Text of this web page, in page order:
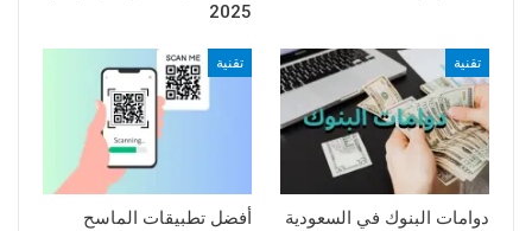
2025
تقنية
دوامات البنوك في السعودية
تقنية
أفضل تطبيقات الماسح